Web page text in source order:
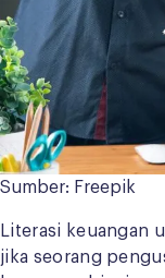
Sumber: Freepik
Literasi keuangan
jika seorang